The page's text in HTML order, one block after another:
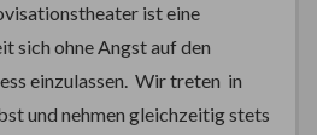
ist eine
sich ohne Angst auf den
einzulassen. Wir treten in
und nehmen gleichzeitig stets